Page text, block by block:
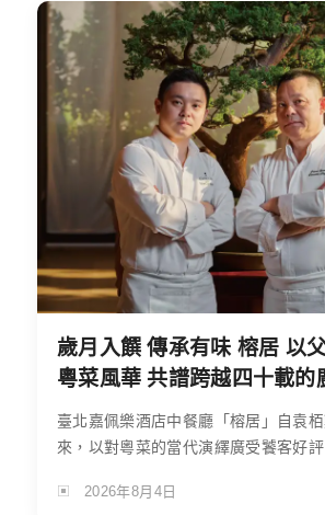
歲月入饌 傳承有味 榕居 以
粵菜風華 共譜跨越四十載的
臺北嘉佩樂酒店中餐廳「榕居」自袁
來，以對粵菜的當代演繹廣受饕客好評
2026年8月4日